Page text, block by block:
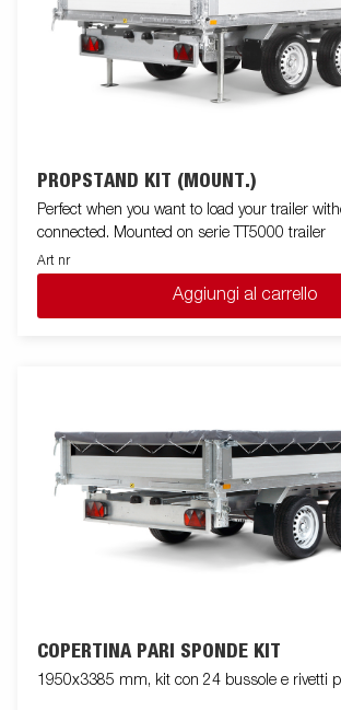
PROPSTAND KIT (MOUNT.)
Perfect when you want to load your trailer
connected. Mounted on serie TT5000 trailer
Art nr
Aggiungi al carrello
COPERTINA PARI SPONDE KIT
1950x3385 mm, kit con 24 bussole e rivetti